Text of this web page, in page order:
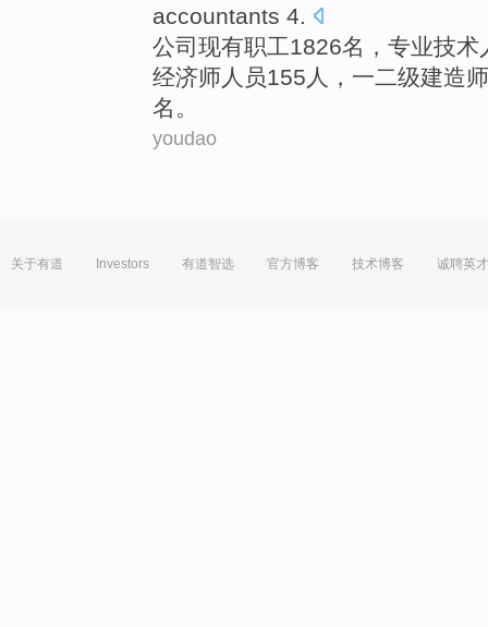
accountants 4.
公司 现有职工1826名， 专业技术
经济师人员155 人 ，一二级建造
名。
youdao
关于有道 Investors 有道智选 官方博客 技术博客 诚聘英才